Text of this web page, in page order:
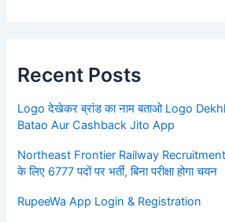
Recent Posts
Logo देखेकर ब्रांड का नाम बताओ Logo
Batao Aur Cashback Jito App
Northeast Frontier Railway
के लिए 6777 पदों पर भर्ती, बिना परीक्षा होगा चयन
RupeeWa App Login & Registration